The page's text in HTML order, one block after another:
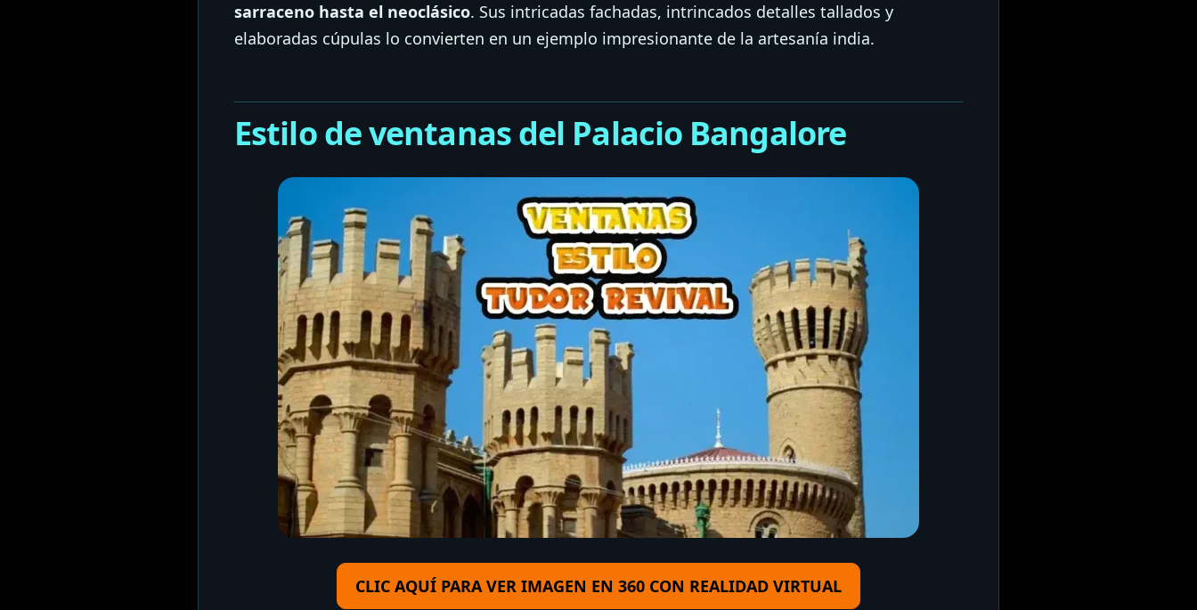
sarraceno hasta el neoclásico. Sus intricadas fachadas, intrincados detalles tallados y
elaboradas cúpulas lo convierten en un ejemplo impresionante de la artesanía india.
Estilo de ventanas del Palacio Bangalore
CLIC AQUÍ PARA VER IMAGEN EN 360 CON REALIDAD VIRTUAL